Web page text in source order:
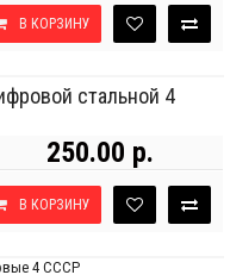
В КОРЗИНУ
стальной 4
250.00 р.
В КОРЗИНУ